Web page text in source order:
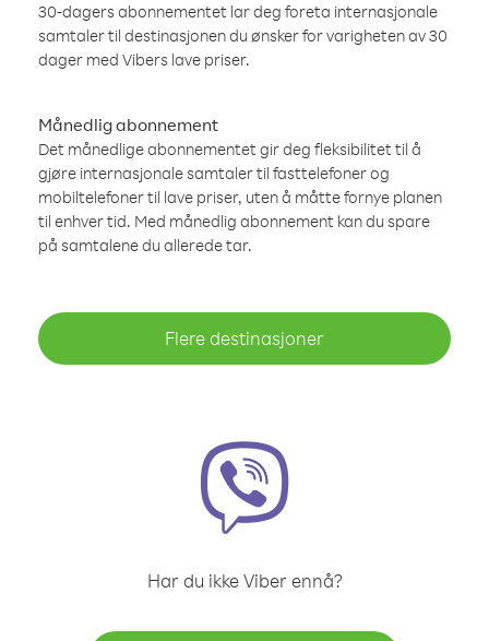
30-dagers abonnementet lar deg foreta internasjonale
samtaler til destinasjonen du ønsker for varigheten av 30
dager med Vibers lave priser.
Månedlig abonnement
Det månedlige abonnementet gir deg fleksibilitet til å
gjøre internasjonale samtaler til fasttelefoner og
mobiltelefoner til lave priser, uten å måtte fornye planen
til enhver tid. Med månedlig abonnement kan du spare
på samtalene du allerede tar.
Flere destinasjoner
Har du ikke Viber ennå?